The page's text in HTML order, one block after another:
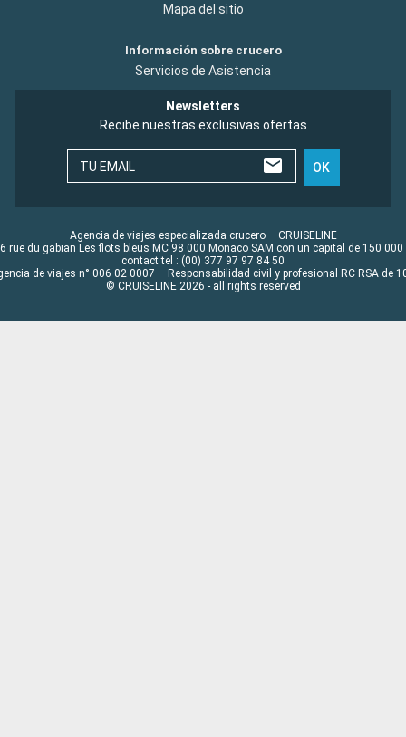
Mapa del sitio
Información sobre crucero
Servicios de Asistencia
Newsletters
Recibe nuestras exclusivas ofertas
TU EMAIL OK
Agencia de viajes especializada crucero – CRUISELINE
rue du gabian Les flots bleus MC 98 000 Monaco SAM con un capital de 150 000
contact tel : (00) 377 97 97 84 50
de viajes n° 006 02 0007 – Responsabilidad civil y profesional RC RSA de
© CRUISELINE 2026 - all rights reserved